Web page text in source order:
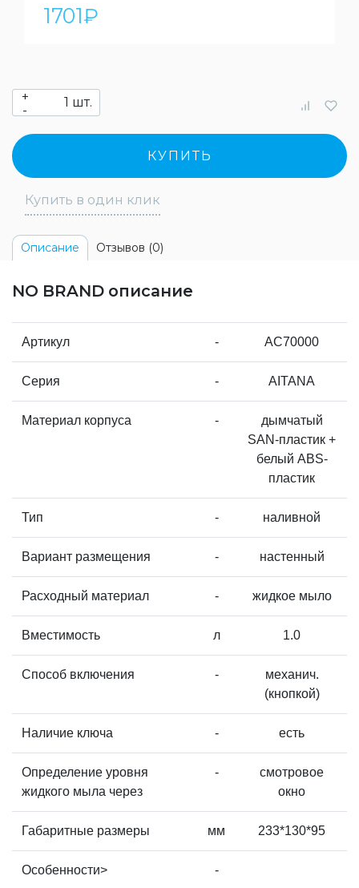
1701₽
+
-
шт.
КУПИТЬ
Купить в один клик
Описание Отзывов (0)
NO BRAND описание
Артикул - AC70000
Серия - AITANA
Материал корпуса -
дымчатый
SAN-пластик +
белый ABS-
пластик
Тип - наливной
Вариант размещения - настенный
Расходный материал - жидкое мыло
Вместимость л 1.0
Способ включения -
механич.
(кнопкой)
Наличие ключа - есть
Определение уровня
жидкого мыла через
-
смотровое
окно
Габаритные размеры мм 233*130*95
Особенности> -